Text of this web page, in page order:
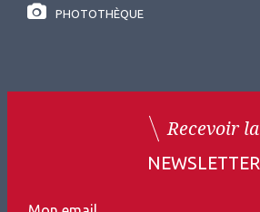
PHOTOTHÈQUE
Recevoir la
NEWSLETTER